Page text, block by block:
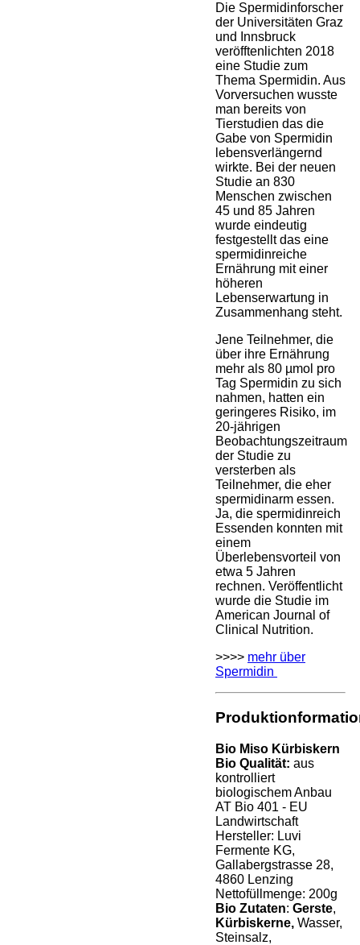
Die Spermidinforscher
der Universitäten Graz
und Innsbruck
veröfftenlichten 2018
eine Studie zum
Thema Spermidin. Aus
Vorversuchen wusste
man bereits von
Tierstudien das die
Gabe von Spermidin
lebensverlängernd
wirkte. Bei der neuen
Studie an 830
Menschen zwischen
45 und 85 Jahren
wurde eindeutig
festgestellt das eine
spermidinreiche
Ernährung mit einer
höheren
Lebenserwartung in
Zusammenhang steht.
Jene Teilnehmer, die
über ihre Ernährung
mehr als 80 µmol pro
Tag Spermidin zu sich
nahmen, hatten ein
geringeres Risiko, im
20-jährigen
Beobachtungszeitraum
der Studie zu
versterben als
Teilnehmer, die eher
spermidinarm essen.
Ja, die spermidinreich
Essenden konnten mit
einem
Überlebensvorteil von
etwa 5 Jahren
rechnen. Veröffentlicht
wurde die Studie im
American Journal of
Clinical Nutrition.
>>>> mehr über
Spermidin
Bio Miso Kürbiskern
Bio Qualität: aus
kontrolliert
biologischem Anbau
AT Bio 401 - EU
Landwirtschaft
Hersteller: Luvi
Fermente KG,
Gallabergstrasse 28,
4860 Lenzing
Nettofüllmenge: 200g
Bio Zutaten: Gerste,
Kürbiskerne, Wasser,
Steinsalz,